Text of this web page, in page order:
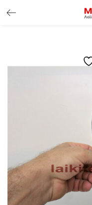
ΕΊΣΟΔΟΣ ΠΕΛΑΤΏΝ
Χάσατε τον κωδικό σας ?